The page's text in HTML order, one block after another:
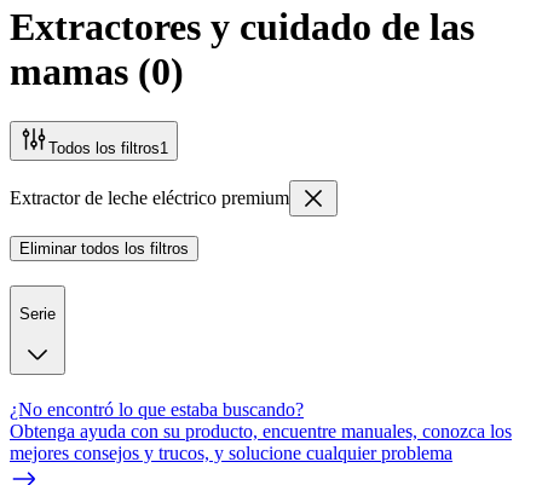
Extractores y cuidado de las
mamas (0)
Todos los filtros1
Extractor de leche eléctrico premium
Eliminar todos los filtros
Serie
¿No encontró lo que estaba buscando?
Obtenga ayuda con su producto, encuentre manuales, conozca los
mejores consejos y trucos, y solucione cualquier problema